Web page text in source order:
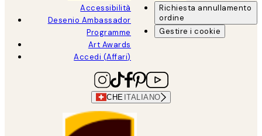
Accessibilità
Desenio Ambassador
Programme
Art Awards
Accedi (Affari)
Richiesta annullamento
ordine
Gestire i cookie
CHE ITALIANO